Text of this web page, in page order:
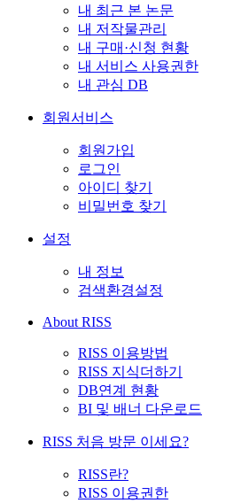
내 최근 본 논문
내 저작물관리
내 구매·신청 현황
내 서비스 사용권한
내 관심 DB
회원서비스
회원가입
로그인
아이디 찾기
비밀번호 찾기
설정
내 정보
검색환경설정
About RISS
RISS 이용방법
RISS 지식더하기
DB연계 현황
BI 및 배너 다운로드
RISS 처음 방문 이세요?
RISS란?
RISS 이용권한